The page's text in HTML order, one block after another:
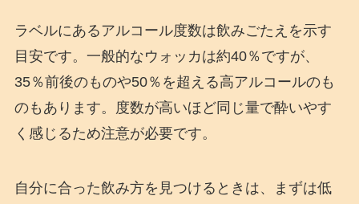
ラベルにあるアルコール度数は飲みごたえを示す
目安です。一般的なウォッカは約40％ですが、
35％前後のものや50％を超える高アルコールのも
のもあります。度数が高いほど同じ量で酔いやす
く感じるため注意が必要です。
自分に合った飲み方を見つけるときは、まずは低